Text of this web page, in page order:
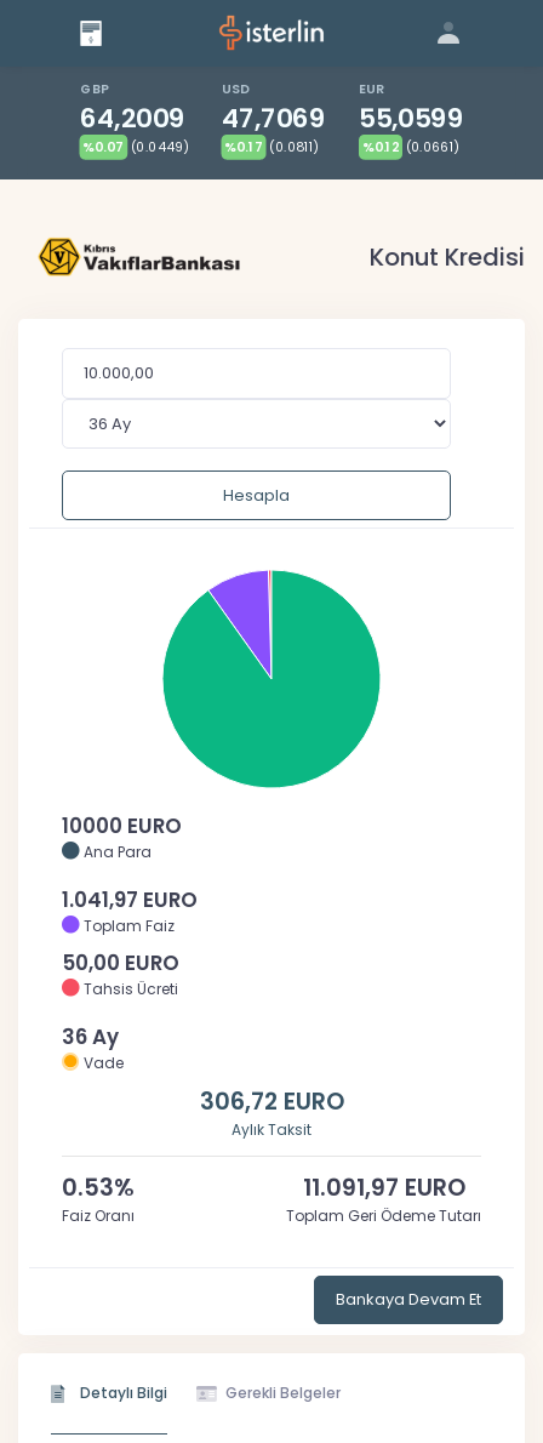
| Blog | Giriş
GBP
64,2009
%0.07 (0.0449)
USD
47,7069
%0.17 (0.0811)
EUR
55,0599
%0.12 (0.0661)
Konut Kredisi
Hesapla
10000 EURO
Ana Para
1.041,97 EURO
Toplam Faiz
50,00 EURO
Tahsis Ücreti
36 Ay
Vade
306,72 EURO
Aylık Taksit
0.53%
Faiz Oranı
11.091,97 EURO
Toplam Geri Ödeme Tutarı
Bankaya Devam Et
Detaylı Bilgi Gerekli Belgeler